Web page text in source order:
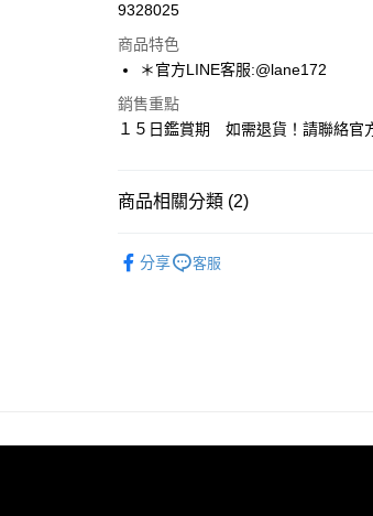
LINE Pay
Apple Pay
9328025
商品特色
＊官方LINE客服:@lane172
銷售重點
１５日鑑賞期 如需退貨！請聯絡官
商品相關分類 (2)
分享 客服